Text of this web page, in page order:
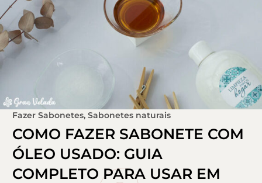
Fazer Sabonetes, Sabonetes naturais
COMO FAZER SABONETE COM
ÓLEO USADO: GUIA
COMPLETO PARA USAR EM